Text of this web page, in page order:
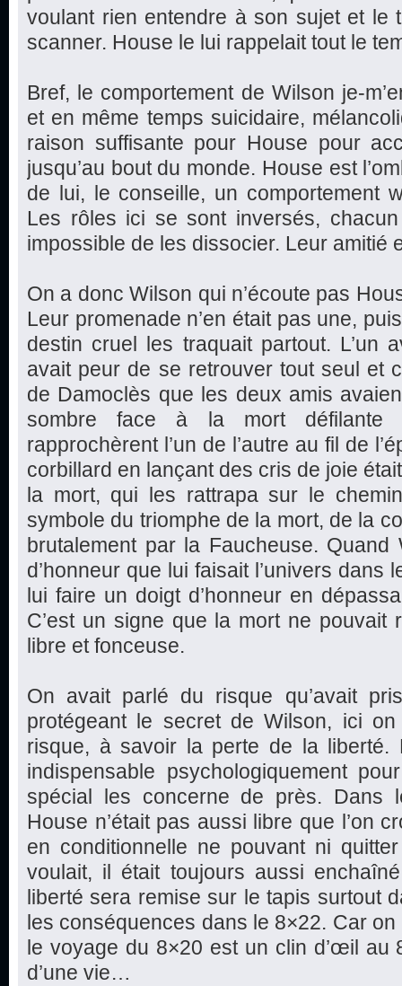
voulant rien entendre à son sujet et le
scanner. House le lui rappelait tout le
Bref, le comportement de Wilson je-
et en même temps suicidaire,
raison suffisante pour House pour
jusqu’au bout du monde. House est
de lui, le conseille, un comportement
Les rôles ici se sont inversés,
impossible de les dissocier. Leur amitié
On a donc Wilson qui n’écoute pas
Leur promenade n’en était pas une,
destin cruel les traquait partout. L’un
avait peur de se retrouver tout seul et
de Damoclès que les deux amis
sombre face à la mort défilante
rapprochèrent l’un de l’autre au fil de
corbillard en lançant des cris de joie
la mort, qui les rattrapa sur le chemin
symbole du triomphe de la mort, de la
brutalement par la Faucheuse.
d’honneur que lui faisait l’univers dans
lui faire un doigt d’honneur en
C’est un signe que la mort ne pouvait
libre et fonceuse.
On avait parlé du risque qu’avait
protégeant le secret de Wilson, ici
risque, à savoir la perte de la liberté.
indispensable psychologiquement
spécial les concerne de près. Dans
House n’était pas aussi libre que l’on
en conditionnelle ne pouvant ni
voulait, il était toujours aussi
liberté sera remise sur le tapis surtout
les conséquences dans le 8×22. Car
le voyage du 8×20 est un clin d’œil au
d’une vie…